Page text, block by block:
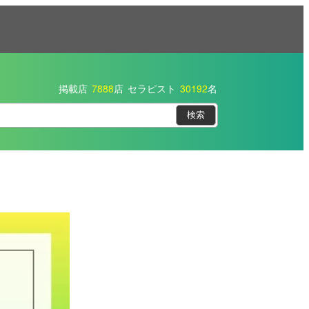
掲載店 7888店 セラピスト 30192名